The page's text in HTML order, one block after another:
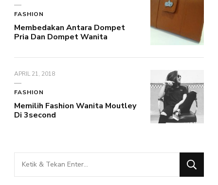
FASHION
Membedakan Antara Dompet
Pria Dan Dompet Wanita
APRIL 21, 2018
FASHION
Memilih Fashion Wanita Moutley
Di 3second
Mencari
Sesuatu?